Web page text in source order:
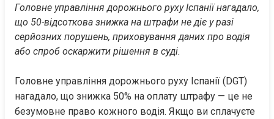
Головне управління дорожнього руху Іспанії нагадало,
що 50-відсоткова знижка на штрафи не діє у разі
серйозних порушень, приховування даних про водія
або спроб оскаржити рішення в суді.
Головне управління дорожнього руху Іспанії (DGT)
нагадало, що знижка 50% на оплату штрафу — це не
безумовне право кожного водія. Якщо ви сплачуєте